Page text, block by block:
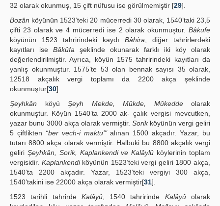
32 olarak okunmuş, 15 çift nüfusu ise görülmemiştir [29].
Bozân köyünün 1523’teki 20 mücerredi 30 olarak, 1540’taki 23,5
çifti 23 olarak ve 4 mücerredi ise 2 olarak okunmuştur. Bâkufe
köyünün 1523 tahririndeki kaydı Bâhira , diğer tahrirlerdeki
kayıtları ise Bâkûfa şeklinde okunarak farklı iki köy olarak
değerlendirilmiştir. Ayrıca, köyün 1575 tahririndeki kayıtları da
yanlış okunmuştur. 1575’te 53 olan bennak sayısı 35 olarak,
12518 akçalık vergi toplamı da 2200 akça şeklinde
okunmuştur[30].
Şeyhkân köyü Şeyh Mekde, Mûkde, Mûkeddeolarak
okunmuştur. Köyün 1540’ta 2000 ak- çalık vergisi mevcutken,
yazar bunu 3000 akça olarak vermiştir. Sorikköyünün vergi geliri
5 çiftlikten “ber vech-i maktu’"alınan 1500 akçadır. Yazar, bu
tutarı 8800 akça olarak vermiştir. Halbuki bu 8800 akçalık vergi
geliri Şeyhkân, Sorik, Kaplankendi ve Kalâylû köylerinin toplam
vergisidir. Kaplankendiköyünün 1523’teki vergi geliri 1800 akça,
1540’ta 2200 akçadır. Yazar, 1523’teki vergiyi 300 akça,
1540’takini ise 22000 akça olarak vermiştir[31].
1523 tarihli tahrirde Kalâyû, 1540 tahririnde Kalâyûolarak